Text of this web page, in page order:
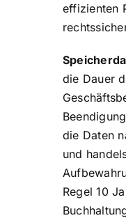
effizienten
die Dauer
die Daten
und
Regel 10